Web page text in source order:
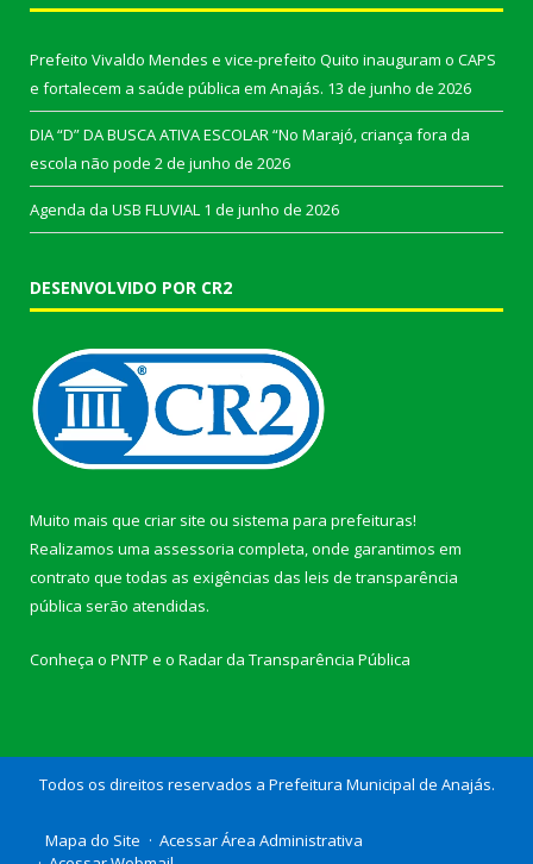
Prefeito Vivaldo Mendes e vice-prefeito Quito inauguram o CAPS
e fortalecem a saúde pública em Anajás. 13 de junho de 2026
DIA “D” DA BUSCA ATIVA ESCOLAR “No Marajó, criança fora da
escola não pode 2 de junho de 2026
Agenda da USB FLUVIAL 1 de junho de 2026
DESENVOLVIDO POR CR2
Muito mais que criar site ou sistema para prefeituras!
Realizamos uma assessoria completa, onde garantimos em
contrato que todas as exigências das leis de transparência
pública serão atendidas.
Conheça o PNTP e o Radar da Transparência Pública
Todos os direitos reservados a Prefeitura Municipal de Anajás.
Mapa do Site
Acessar Área Administrativa